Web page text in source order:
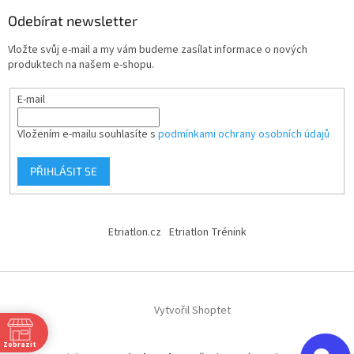
Odebírat newsletter
Vložte svůj e-mail a my vám budeme zasílat informace o nových
produktech na našem e-shopu.
E-mail
Vložením e-mailu souhlasíte s podmínkami ochrany osobních údajů
PŘIHLÁSIT SE
Etriatlon.cz Etriatlon Trénink
Vytvořil Shoptet
Zobrazit